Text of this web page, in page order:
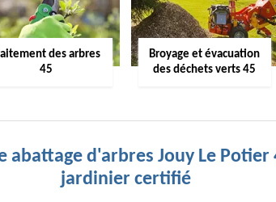
des arbres
45
Broyage et évacuation
des déchets verts 45
abattage d'arbres Jouy Le Potier
jardinier certifié